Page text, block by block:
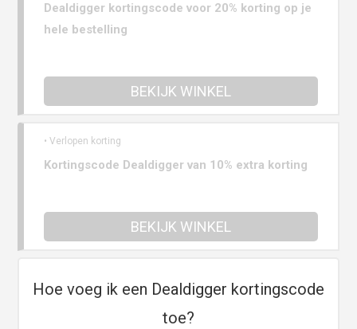
Dealdigger kortingscode voor 20% korting op je
hele bestelling
BEKIJK WINKEL
• Verlopen korting
Kortingscode Dealdigger van 10% extra korting
BEKIJK WINKEL
Hoe voeg ik een Dealdigger kortingscode
toe?